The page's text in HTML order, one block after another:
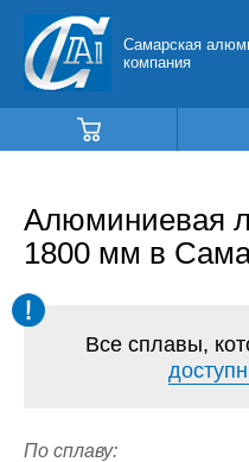
Самарская
компания
Алюминиевая
1800 мм в
Все сплавы,
По сплаву: